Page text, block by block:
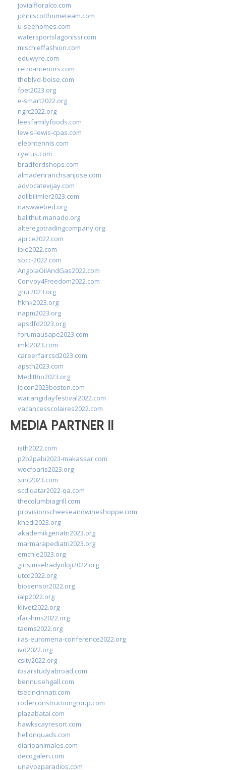
jovialfloralco.com
johnlscotthometeam.com
u-seehomes.com
watersportslagonissi.com
mischieffashion.com
eduwyre.com
retro-interiors.com
theblvd-boise.com
fpet2023.org
e-smart2022.org
ngrc2022.org
leesfamilyfoods.com
lewis-lewis-cpas.com
eleontennis.com
cyetus.com
bradfordshops.com
almadenranchsanjose.com
advocatevijay.com
adlibilimler2023.com
naswwebed.org
balithut-manado.org
alteregotradingcompany.org
aprce2022.com
ibie2022.com
sbcc-2022.com
AngolaOilAndGas2022.com
Convoy4Freedom2022.com
grur2023.org
hkhk2023.org
napm2023.org
apsdfd2023.org
forumausape2023.com
imkl2023.com
careerfaircsd2023.com
apsth2023.com
MedItRio2023.org
lcicon2023boston.com
waitangidayfestival2022.com
vacancesscolaires2022.com
MEDIA PARTNER II
isth2022.com
p2b2pabi2023-makassar.com
wocfparis2023.org
sinc2023.com
scdlqatar2022-qa.com
thecolumbiagrill.com
provisionscheeseandwineshoppe.com
khedi2023.org
akademikgeriatri2023.org
marmarapediatri2023.org
emchie2023.org
girisimselradyoloji2022.org
utcd2022.org
biosensor2022.org
ialp2022.org
klivet2022.org
ifac-hms2022.org
taoms2022.org
iias-euromena-conference2022.org
ivd2022.org
csity2022.org
ibsarstudyabroad.com
bennusehgall.com
tsecincinnati.com
roderconstructiongroup.com
plazabatai.com
hawkscayresort.com
hellonquads.com
diarioanimales.com
decogaleri.com
unavozparadios.com